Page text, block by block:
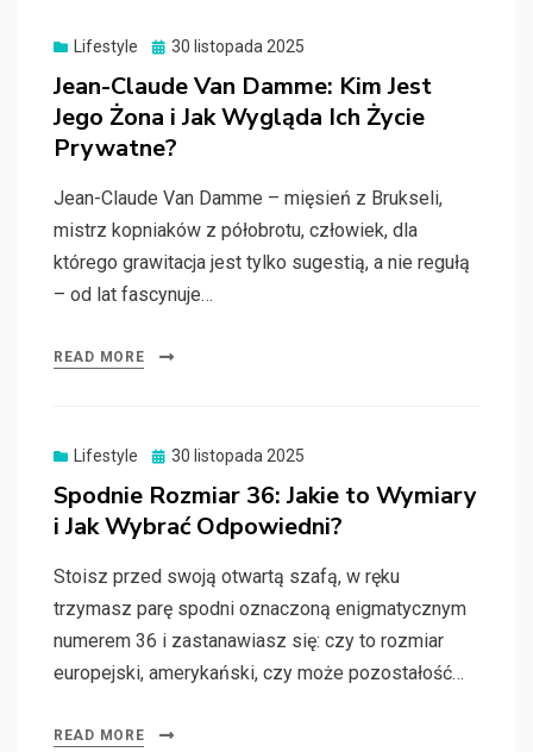
Lifestyle
Posted
30 listopada 2025
Jean-Claude Van Damme: Kim Jest
Jego Żona i Jak Wygląda Ich Życie
Prywatne?
Jean-Claude Van Damme – mięsień z Brukseli,
mistrz kopniaków z półobrotu, człowiek, dla
którego grawitacja jest tylko sugestią, a nie regułą
– od lat fascynuje…
READ MORE
Lifestyle
Posted
30 listopada 2025
Spodnie Rozmiar 36: Jakie to Wymiary
i Jak Wybrać Odpowiedni?
Stoisz przed swoją otwartą szafą, w ręku
trzymasz parę spodni oznaczoną enigmatycznym
numerem 36 i zastanawiasz się: czy to rozmiar
europejski, amerykański, czy może pozostałość…
READ MORE